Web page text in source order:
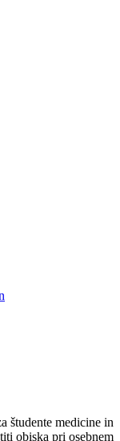
študente medicine in
obiska pri osebnem